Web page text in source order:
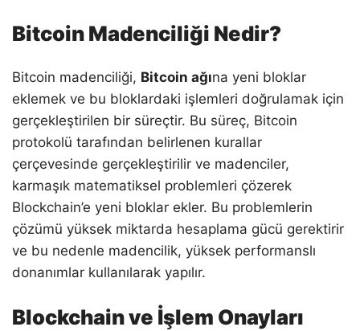
Bitcoin Madenciliği Nedir?
Bitcoin madenciliği, Bitcoin ağına yeni bloklar
eklemek ve bu bloklardaki işlemleri doğrulamak için
gerçekleştirilen bir süreçtir. Bu süreç, Bitcoin
protokolü tarafından belirlenen kurallar
çerçevesinde gerçekleştirilir ve madenciler,
karmaşık matematiksel problemleri çözerek
Blockchain’e yeni bloklar ekler. Bu problemlerin
çözümü yüksek miktarda hesaplama gücü gerektirir
ve bu nedenle madencilik, yüksek performanslı
donanımlar kullanılarak yapılır.
Blockchain ve İşlem Onayları